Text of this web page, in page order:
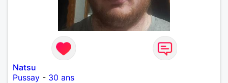
Natsu
Pussay - 30 ans